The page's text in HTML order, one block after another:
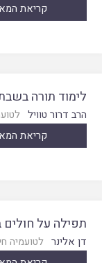
קריאת
לימוד תורה
הרב דרור טוויל
קריאת
תפילה על
דן אלינר לטועמיה